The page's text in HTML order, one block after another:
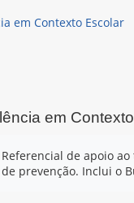
em Contexto Escolar
em
Referencial de apoio
de prevenção. Inclui o